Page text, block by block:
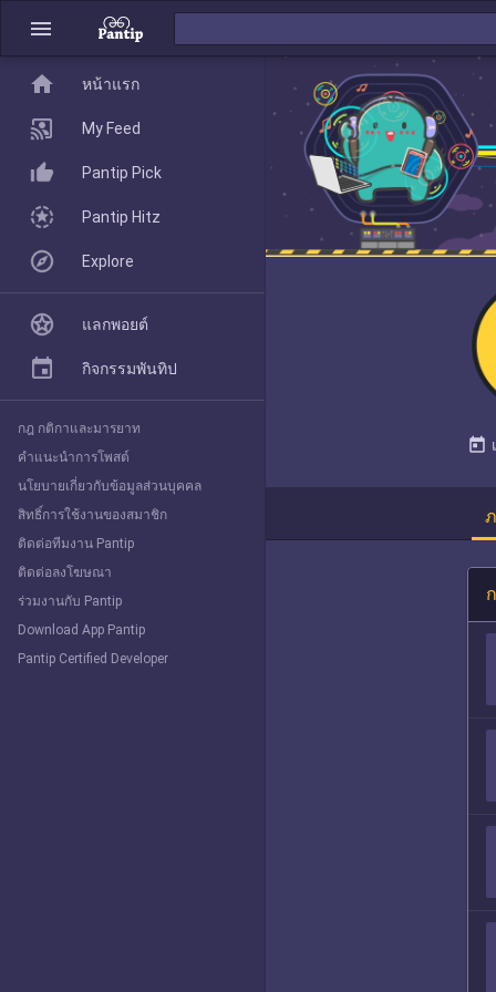
menu
today
home
Pantip Pick
Explore
home หน้าแรก
My Feed
Pantip Pick
Pantip Hitz
Explore
แลกพอยต์
กิจกรรมพันทิป
กฎ กติกาและมารยาท
คำแนะนำการโพสต์
นโยบายเกี่ยวกับข้อมูลส่วนบุคคล
สิทธิ์การใช้งานของสมาชิก
ติดต่อทีมงาน Pantip
ติดต่อลงโฆษณา
ร่วมงานกับ Pantip
Download App Pantip
Pantip Certified Developer